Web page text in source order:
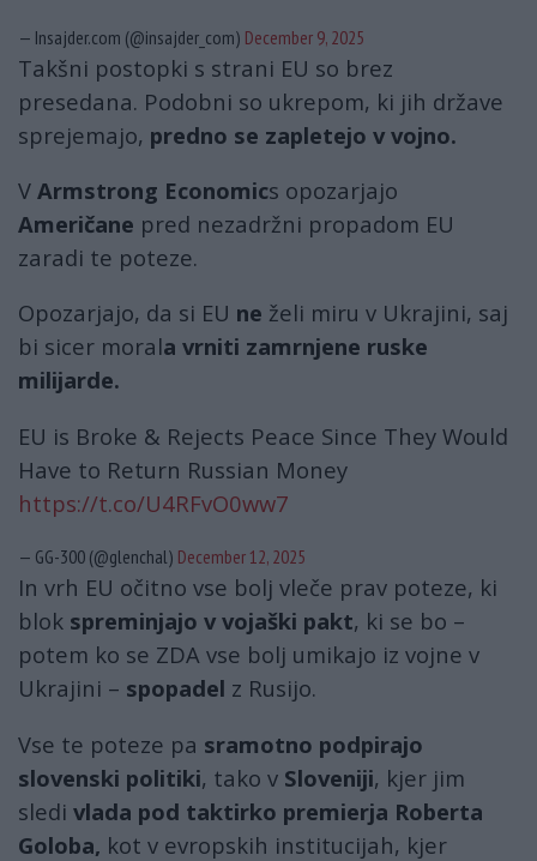
— Insajder.com (@insajder_com) December 9, 2025
Takšni postopki s strani EU so brez
presedana. Podobni so ukrepom, ki jih države
sprejemajo, predno se zapletejo v vojno.
V Armstrong Economics opozarjajo
Američane pred nezadržni propadom EU
zaradi te poteze.
Opozarjajo, da si EU ne želi miru v Ukrajini, saj
bi sicer morala vrniti zamrnjene ruske
milijarde.
EU is Broke & Rejects Peace Since They Would
Have to Return Russian Money
https://t.co/U4RFvO0ww7
— GG-300 (@glenchal) December 12, 2025
In vrh EU očitno vse bolj vleče prav poteze, ki
blok spreminjajo v vojaški pakt, ki se bo –
potem ko se ZDA vse bolj umikajo iz vojne v
Ukrajini – spopadel z Rusijo.
Vse te poteze pa sramotno podpirajo
slovenski politiki, tako v Sloveniji, kjer jim
sledi vlada pod taktirko premierja Roberta
Goloba, kot v evropskih institucijah, kjer